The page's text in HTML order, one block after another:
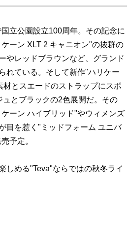
立公園設立100周年。その記念に
ーン XLT 2 キャニオン"の抜群の
やレッドブラウンなど、グランド
れている。そして新作"ハリケー
とスエードのストラップにスポ
とブラックの2色展開だ。その
ーン ハイブリッド"やウィメンズ
目を惹く"ミッドフォーム ユニバ
予定。
しめる"Teva"ならではの秋冬ライ